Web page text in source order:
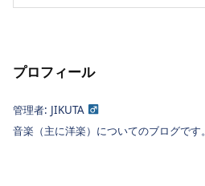
プロフィール
管理者: JIKUTA
音楽（主に洋楽）についてのブログです。